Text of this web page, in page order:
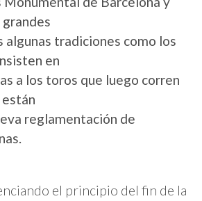
algunas tradiciones como los
en
a los toros que luego corren
reglamentación de
el principio del fin de la